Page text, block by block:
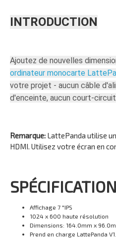
INTRODUCTION
Ajoutez de nouvelles
ordinateur monocarte
votre projet - aucun câble
d'enceinte, aucun court-
Remarque: LattePanda utilise
HDMI. Utilisez votre écran en
SPÉCIFICATION
Affichage 7 "IPS
1024 x 600 haute résolution
Dimensions: 164.0mm x
Prend en charge LattePanda